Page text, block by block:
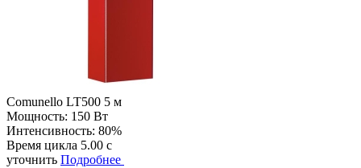
Comunello LT500 5 м
Мощность: 150 Вт
Интенсивность: 80%
Время цикла 5.00 с
уточнить Подробнее